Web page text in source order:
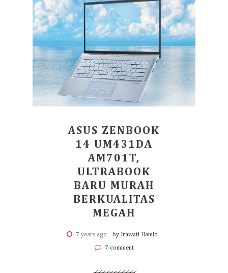
ASUS ZENBOOK
14 UM431DA
AM701T,
ULTRABOOK
BARU MURAH
BERKUALITAS
MEGAH
7 years ago by Irawati Hamid
7 comment